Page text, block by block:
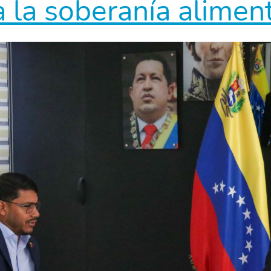
la soberanía